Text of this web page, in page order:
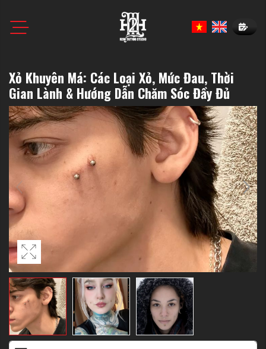
Book
Xỏ Khuyên Má: Các Loại Xỏ, Mức Đau, Thời
Gian Lành & Hướng Dẫn Chăm Sóc Đầy Đủ